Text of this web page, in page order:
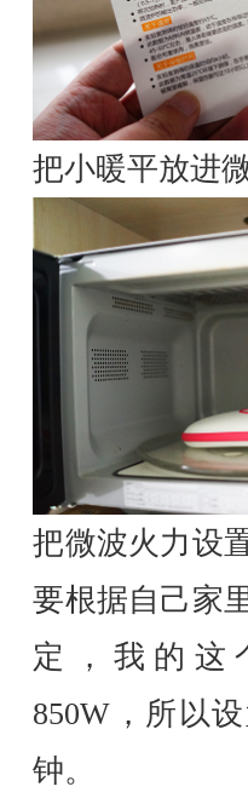
把小暖平放进
把微波火力设
要根据自己家
定，我的这
850W，所以
钟。